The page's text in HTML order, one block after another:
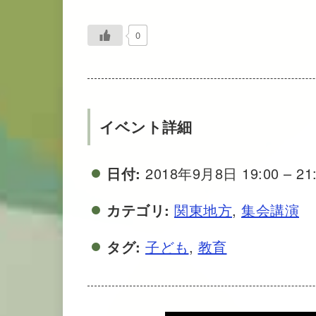
0
イベント詳細
日付: 2018年9月8日 19:00 –
カテゴリ: 関東地方, 集会講演
タグ: 子ども, 教育